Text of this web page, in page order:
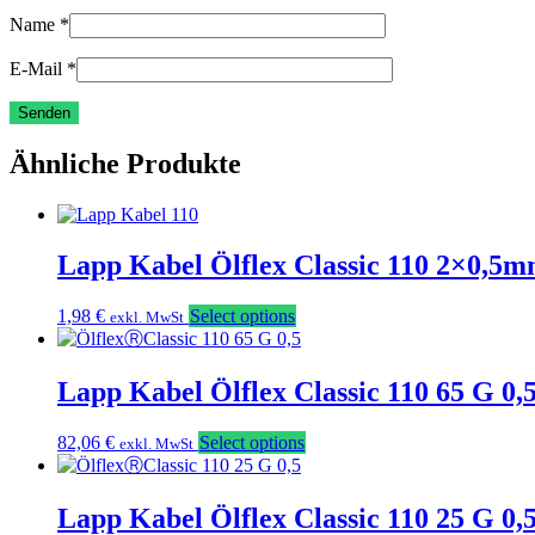
Name *
E-Mail *
Ähnliche Produkte
Lapp Kabel Ölflex Classic 110
1,98 € exkl. MwSt Select options
Lapp Kabel Ölflex Classic 110 65 G
82,06 € exkl. MwSt Select options
Lapp Kabel Ölflex Classic 110 25 G